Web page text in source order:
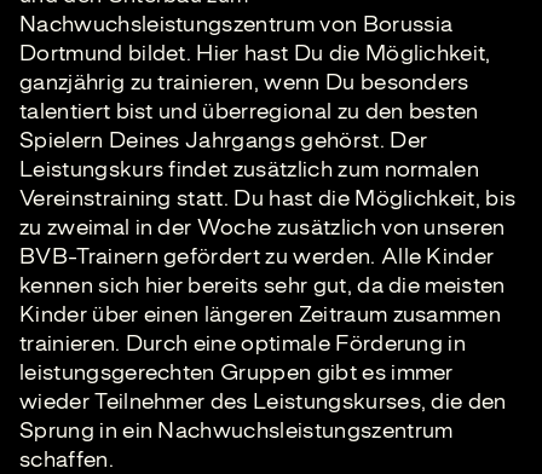
Nachwuchsleistungszentrum von Borussia
Dortmund bildet. Hier hast Du die Möglichkeit,
ganzjährig zu trainieren, wenn Du besonders
talentiert bist und überregional zu den besten
Spielern Deines Jahrgangs gehörst. Der
Leistungskurs findet zusätzlich zum normalen
Vereinstraining statt. Du hast die Möglichkeit, bis
zu zweimal in der Woche zusätzlich von unseren
BVB-Trainern gefördert zu werden. Alle Kinder
kennen sich hier bereits sehr gut, da die meisten
Kinder über einen längeren Zeitraum zusammen
trainieren. Durch eine optimale Förderung in
leistungsgerechten Gruppen gibt es immer
wieder Teilnehmer des Leistungskurses, die den
Sprung in ein Nachwuchsleistungszentrum
schaffen.